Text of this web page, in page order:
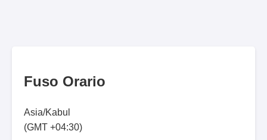
Fuso Orario
Asia/Kabul
(GMT +04:30)